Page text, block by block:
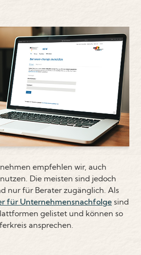
empfehlen wir, auch
Die meisten sind jedoch
nur für Berater zugänglich. Als
für Unternehmensnachfolgesind
gelistet und können so
ansprechen.